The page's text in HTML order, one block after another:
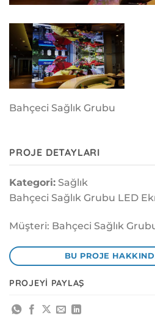
PROJE DETAYLARI
Kategori: Sağlık
Bahçeci Sağlık Grubu LED
Müşteri: Bahçeci Sağlık
BU PROJE
PROJEYI PAYLAŞ
Bahçeci Sağlık Grubu